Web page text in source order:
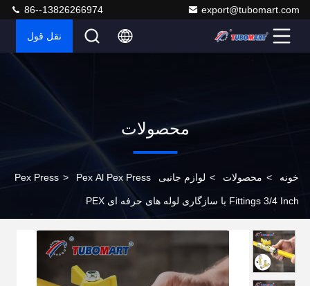
export@tubomart.com
86--13826266974
نقل قول
محصولات
خونه > محصولات > لوازم جانبی Pex Press > Pex Al Pex Press
Fittings 3/4 Inch با سازگاری لوله های حرفه ای PEX